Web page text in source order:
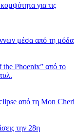
για τις
μέσα από τη μόδα
the Phoenix” από το
από τη Mon Cheri
την 28η